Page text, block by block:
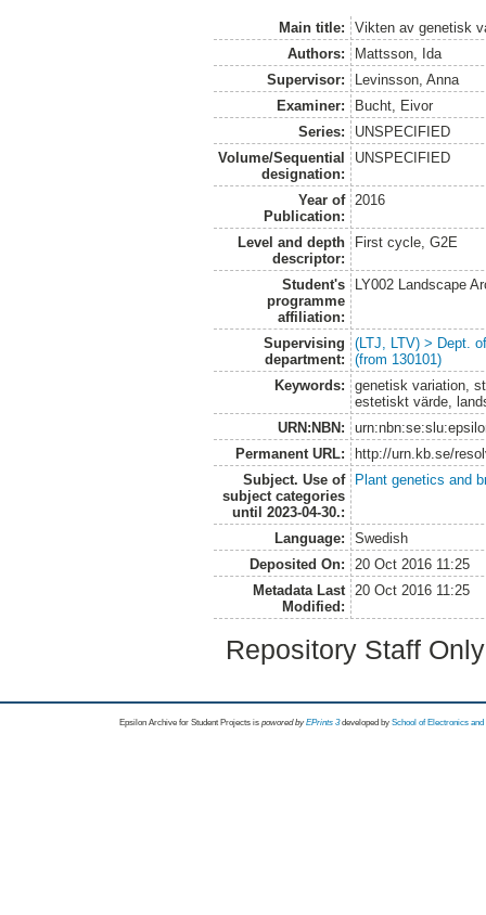
Main title:
Vikten av genetisk
Authors:
Mattsson, Ida
Supervisor:
Levinsson, Anna
Examiner:
Bucht, Eivor
Series:
UNSPECIFIED
Volume/Sequential
designation:
UNSPECIFIED
Year of
Publication:
2016
Level and depth
descriptor:
First cycle, G2E
Student's
programme
affiliation:
LY002 Landscape
Supervising
department:
(LTJ, LTV) > Dept.
(from 130101)
Keywords:
genetisk variation,
estetiskt värde,
URN:NBN:
Permanent URL:
http://urn.kb.se/
Subject. Use of
subject categories
until 2023-04-30.:
Plant genetics and
Language:
Swedish
Deposited On:
20 Oct 2016 11:25
Metadata Last
Modified:
20 Oct 2016 11:25
Repository Staff
Epsilon Archive for Student Projects is powored byEPrints 3 developed by School of Electronics